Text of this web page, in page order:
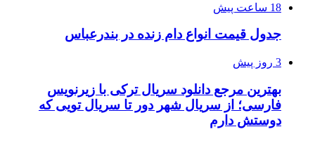
18 ساعت پیش
جدول قیمت انواع دام زنده در بندرعباس
3 روز پیش
بهترین مرجع دانلود سریال ترکی با زیرنویس
فارسی؛ از سریال شهر دور تا سریال تویی که
دوستش دارم